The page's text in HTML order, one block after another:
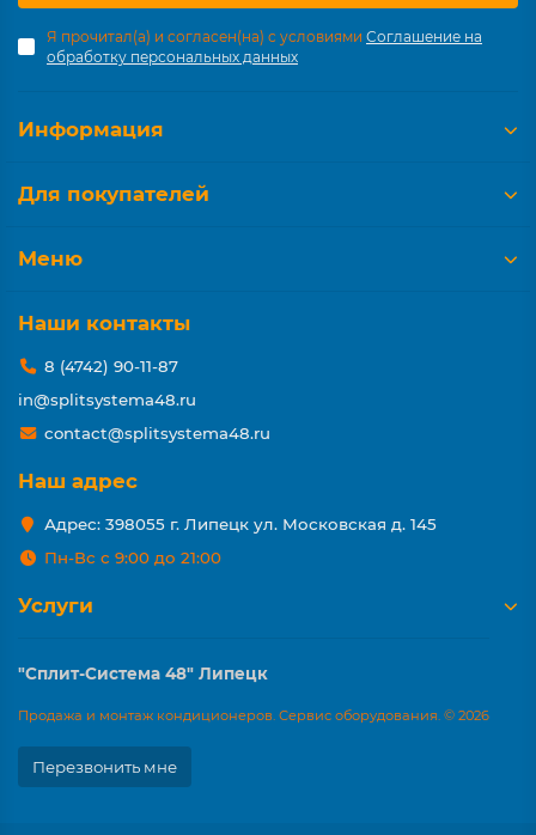
Я прочитал(а) и согласен(на) с условиями Соглашение на
обработку персональных данных
Информация
Для покупателей
Меню
Наши контакты
8 (4742) 90-11-87
in@splitsystema48.ru
contact@splitsystema48.ru
Наш адрес
Адрес: 398055 г. Липецк ул. Московская д. 145
Пн-Вс с 9:00 до 21:00
Услуги
"Сплит-Система 48" Липецк
Продажа и монтаж кондиционеров. Сервис оборудования. © 2026
Перезвонить мне